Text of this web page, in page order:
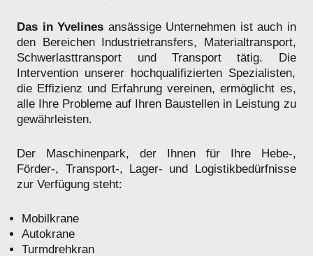
Das in Yvelines ansässige Unternehmen ist auch in
den Bereichen Industrietransfers, Materialtransport,
Schwerlasttransport und Transport tätig. Die
Intervention unserer hochqualifizierten Spezialisten,
die Effizienz und Erfahrung vereinen, ermöglicht es,
alle Ihre Probleme auf Ihren Baustellen in Leistung zu
gewährleisten.
Der Maschinenpark, der Ihnen für Ihre Hebe-,
Förder-, Transport-, Lager- und Logistikbedürfnisse
zur Verfügung steht:
Mobilkrane
Autokrane
Turmdrehkran